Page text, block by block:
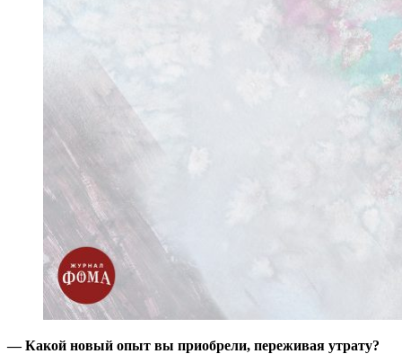
— Какой новый опыт вы приобрели, переживая утрату?